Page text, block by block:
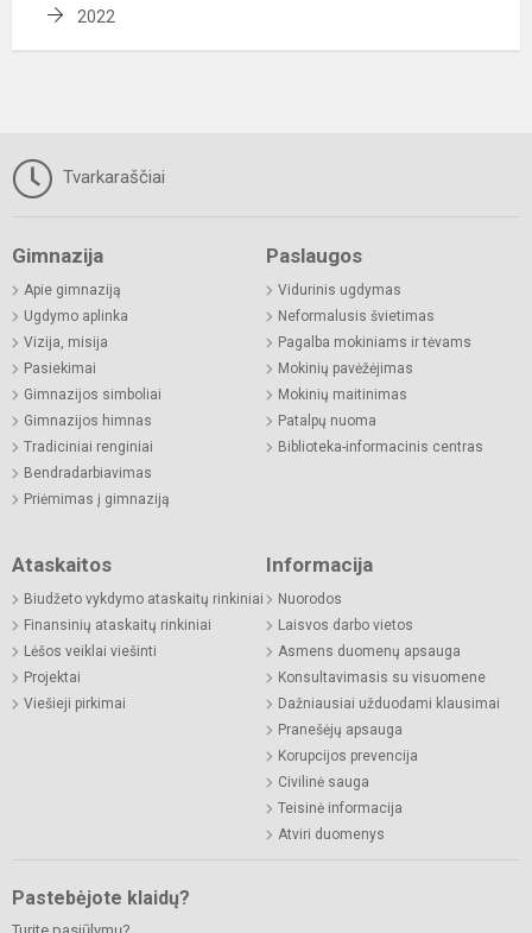
2022
Tvarkaraščiai
Gimnazija
Apie gimnaziją
Ugdymo aplinka
Vizija, misija
Pasiekimai
Gimnazijos simboliai
Gimnazijos himnas
Tradiciniai renginiai
Bendradarbiavimas
Priėmimas į gimnaziją
Paslaugos
Vidurinis ugdymas
Neformalusis švietimas
Pagalba mokiniams ir tėvams
Mokinių pavėžėjimas
Mokinių maitinimas
Patalpų nuoma
Biblioteka-informacinis centras
Ataskaitos
Biudžeto vykdymo ataskaitų rinkiniai
Finansinių ataskaitų rinkiniai
Lėšos veiklai viešinti
Projektai
Viešieji pirkimai
Informacija
Nuorodos
Laisvos darbo vietos
Asmens duomenų apsauga
Konsultavimasis su visuomene
Dažniausiai užduodami klausimai
Pranešėjų apsauga
Korupcijos prevencija
Civilinė sauga
Teisinė informacija
Atviri duomenys
Pastebėjote klaidų?